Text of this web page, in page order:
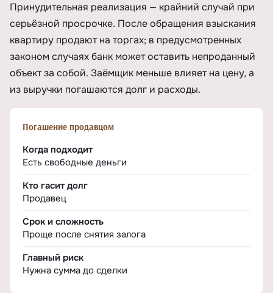
Принудительная реализация — крайний случай при
серьёзной просрочке. После обращения взыскания
квартиру продают на торгах; в предусмотренных
законом случаях банк может оставить непроданный
объект за собой. Заёмщик меньше влияет на цену, а
из выручки погашаются долг и расходы.
Погашение продавцом
Когда подходит
Есть свободные деньги
Кто гасит долг
Продавец
Срок и сложность
Проще после снятия залога
Главный риск
Нужна сумма до сделки